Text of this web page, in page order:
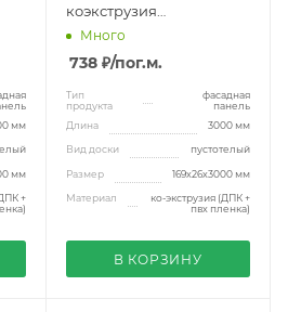
мм
мм
+
коэкструзия
169x26x3000 мм крем
Много
738 ₽/пог.м.
Тип
продукта
фасадная
панель
Длина
3000 мм
Вид доски пустотелый
Размер 169x26x3000 мм
Материал
ко-экструзия (ДПК +
пвх пленка)
В КОРЗИНУ